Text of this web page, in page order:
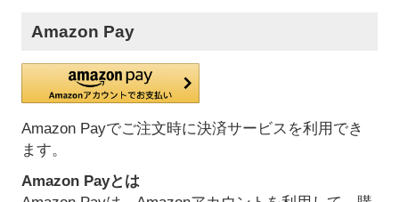
Amazon Pay
Amazon Payでご注文時に決済サービスを利用でき
ます。
Amazon Payとは